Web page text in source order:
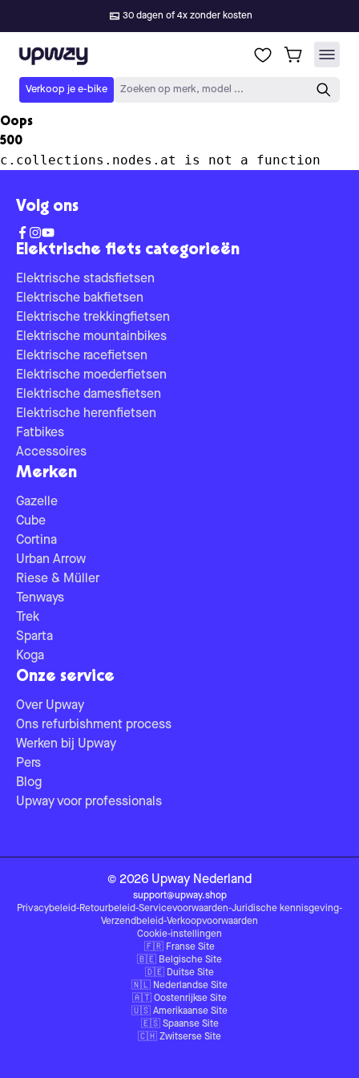
30 dagen of 4x zonder kosten
Upway
Verkoop je e-bike Zoeken op merk, model ...
Oops
500
c.collections.nodes.at is not a function
Elektrische fiets categorieën
Elektrische stadsfietsen
Elektrische bakfietsen
Elektrische trekkingfietsen
Elektrische mountainbikes
Elektrische racefietsen
Elektrische moederfietsen
Elektrische damesfietsen
Elektrische herenfietsen
Fatbikes
Accessoires
Merken
Gazelle
Cube
Cortina
Urban Arrow
Riese & Müller
Tenways
Trek
Sparta
Koga
Onze service
Over Upway
Ons refurbishment process
Werken bij Upway
Pers
Blog
Upway voor professionals
Volg ons
© 2026 Upway Nederland
support@upway.shop
Privacybeleid-Retourbeleid-Servicevoorwaarden-Juridische kennisgeving-
Verzendbeleid-Verkoopvoorwaarden
Cookie-instellingen
🇫🇷 Franse Site
🇧🇪 Belgische Site
🇩🇪 Duitse Site
🇳🇱 Nederlandse Site
🇦🇹 Oostenrijkse Site
🇺🇸 Amerikaanse Site
🇪🇸 Spaanse Site
🇨🇭 Zwitserse Site